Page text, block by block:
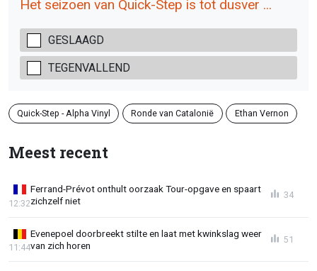
Het seizoen van Quick-Step is tot dusver ...
GESLAAGD
TEGENVALLEND
Quick-Step - Alpha Vinyl Ronde van Catalonië Ethan Vernon
Meest recent
Ferrand-Prévot onthult oorzaak Tour-opgave en spaart
zichzelf niet
12:32
34
Evenepoel doorbreekt stilte en laat met kwinkslag weer
van zich horen
11:44
51